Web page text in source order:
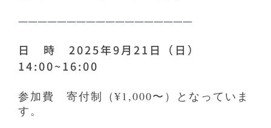
——————————————————
日 時 2025年9月21日（日）
14:00~16:00
参加費 寄付制（¥1,000〜）となっていま
す。